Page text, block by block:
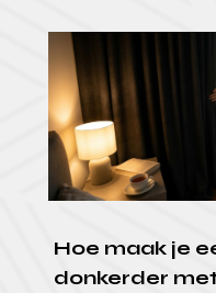
Hoe maak je
donkerder